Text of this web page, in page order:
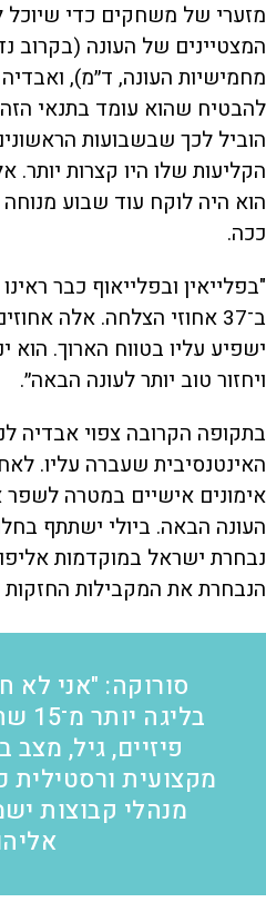
מזערי של משחקים כדי
המצטיינים של העונה (בקרוב
מחמישיות העונה, ד״מ),
להבטיח שהוא עומד בתנאי
הוביל לכך שבשבועות
הקליעות שלו היו קצרות יותר.
הוא היה לוקח עוד שבוע מנוחה
ככה.
"בפלייאין ובפלייאוף כבר
ב־37 אחוזי הצלחה. אלה
ישפיע עליו בטווח הארוך. הוא
ויחזור טוב יותר לעונה הבאה״.
בתקופה הקרובה צפוי אבדיה
האינטנסיבית שעברה עליו.
אימונים אישיים במטרה
העונה הבאה. ביולי ישתתף
נבחרת ישראל במוקדמות
הנבחרת את המקבילות החזקות
סורוקה: "אני לא
פיזיים, גיל, מצב
מקצועית ורסטילית
מנהלי קבוצות